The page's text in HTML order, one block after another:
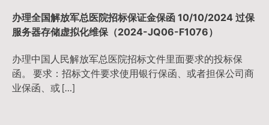
办理全国解放军总医院招标保证金保函 10/10/2024 过保
服务器存储虚拟化维保（2024-JQ06-F1076）
办理中国人民解放军总医院招标文件里面要求的投标保
函。 要求：招标文件要求使用银行保函、或者担保公司商
业保函、或 […]